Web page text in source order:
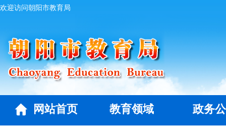
欢迎访问朝阳市教育局
网站首页 教育领域 政务